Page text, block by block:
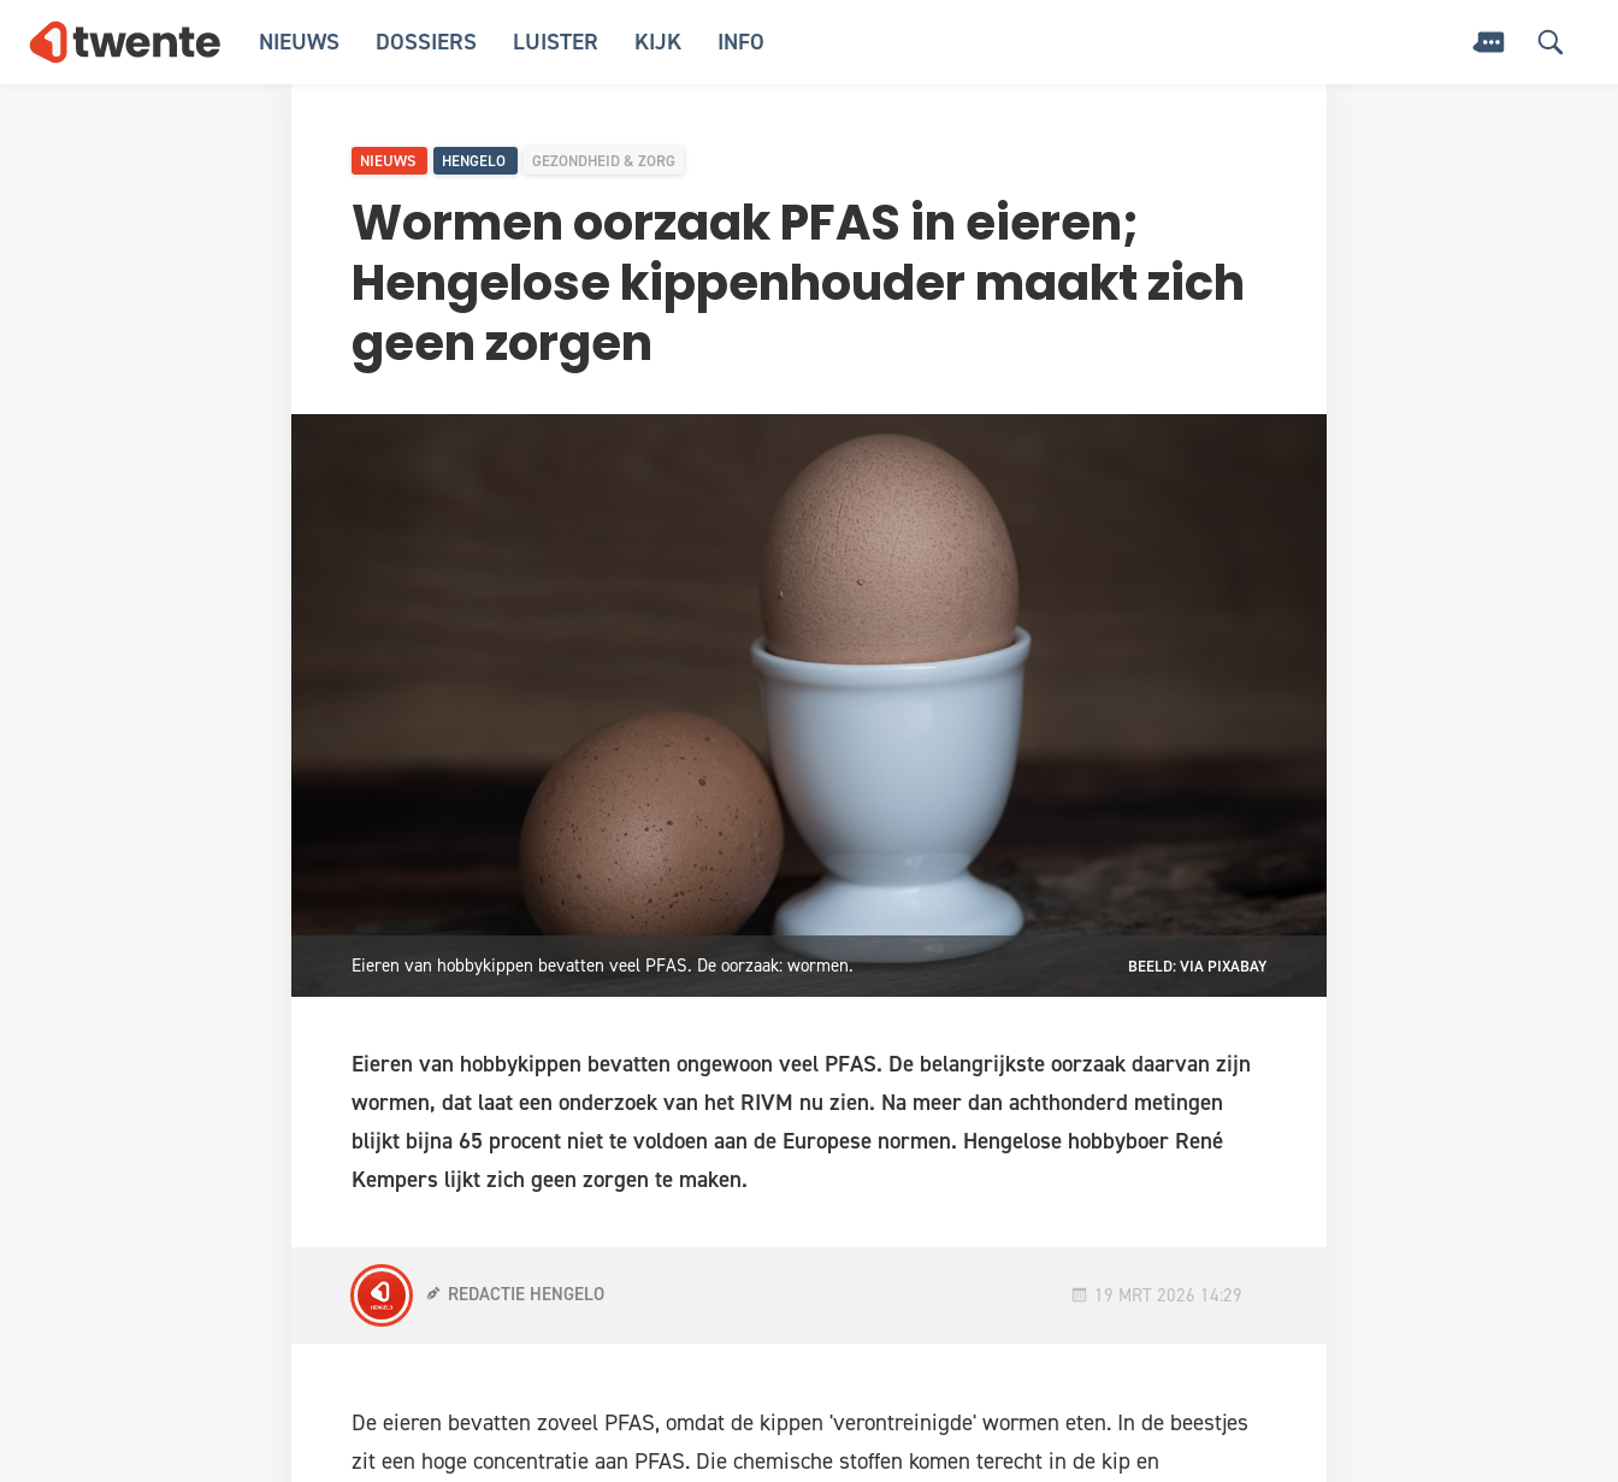
NIEUWS DOSSIERS LUISTER KIJK INFO
NIEUWS HENGELO GEZONDHEID & ZORG
Wormen oorzaak PFAS in eieren;
Hengelose kippenhouder maakt zich
geen zorgen
Eieren van hobbykippen bevatten veel PFAS. De oorzaak: wormen. BEELD: VIA PIXABAY
Eieren van hobbykippen bevatten ongewoon veel PFAS. De belangrijkste oorzaak daarvan zijn
wormen, dat laat een onderzoek van het RIVM nu zien. Na meer dan achthonderd metingen
blijkt bijna 65 procent niet te voldoen aan de Europese normen. Hengelose hobbyboer René
Kempers lijkt zich geen zorgen te maken.
REDACTIE HENGELO 19 MRT 2026 14:29
De eieren bevatten zoveel PFAS, omdat de kippen 'verontreinigde' wormen eten. In de beestjes
zit een hoge concentratie aan PFAS. Die chemische stoffen komen terecht in de kip en